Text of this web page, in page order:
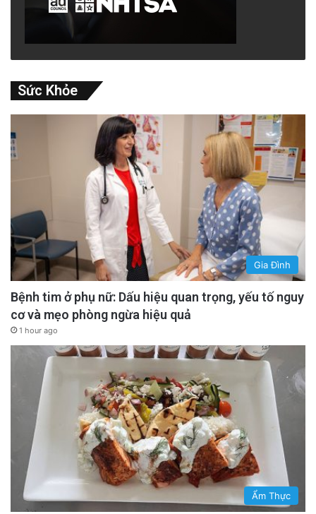
Sức Khỏe
Gia Đình
Bệnh tim ở phụ nữ: Dấu hiệu quan trọng, yếu tố nguy
cơ và mẹo phòng ngừa hiệu quả
1 hour ago
Ẩm Thực